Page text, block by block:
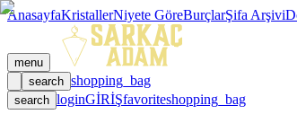
AnasayfaKristallerNiyete GöreBurçlarŞifa Arşivi
menu
search shopping_bag
search loginGİRİŞfavoriteshopping_bag